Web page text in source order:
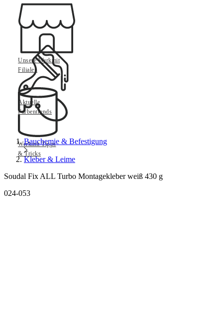
Unsere Werkmit
Filialen
Aktuelle
Farbentrends
Werkmit Tipps
& Tricks
Bauchemie & Befestigung
Kleber & Leime
Soudal Fix ALL Turbo Montagekleber weiß 430 g
024-053